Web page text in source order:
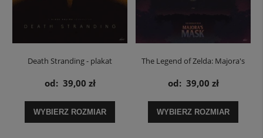
Death Stranding - plakat
od: 39,00 zł
WYBIERZ ROZMIAR
The Legend of Zelda: Majora's
Mask - plakat
od: 39,00 zł
WYBIERZ ROZMIAR